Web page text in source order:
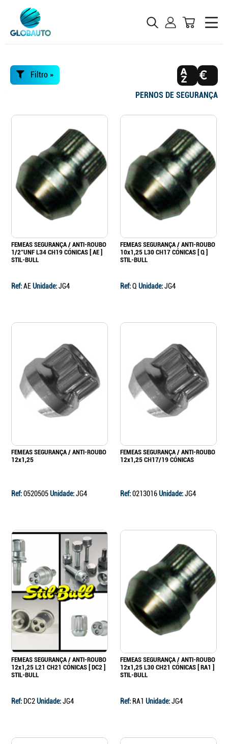
Filtro »
PERNOS DE SEGURANÇA
FEMEAS SEGURANÇA / ANTI-ROUBO
1/2"UNF L34 CH19 CÓNICAS [ AE ]
STIL-BULL
Ref:AEUnidade:JG4
FEMEAS SEGURANÇA / ANTI-ROUBO
10x1,25 L30 CH17 CÓNICAS [ Q ]
STIL-BULL
Ref:Q Unidade:JG4
FEMEAS SEGURANÇA / ANTI-ROUBO
12x1,25
Ref:0520505Unidade:JG4
FEMEAS SEGURANÇA / ANTI-ROUBO
12x1,25 CH17/19 CÓNICAS
Ref:0213016Unidade:JG4
FEMEAS SEGURANÇA / ANTI-ROUBO
12x1,25 L21 CH21 CÓNICAS [ DC2 ]
STIL-BULL
Ref: DC2Unidade:JG4
FEMEAS SEGURANÇA / ANTI-ROUBO
12x1,25 L30 CH21 CÓNICAS [ RA1 ]
STIL-BULL
Ref: RA1 Unidade:JG4